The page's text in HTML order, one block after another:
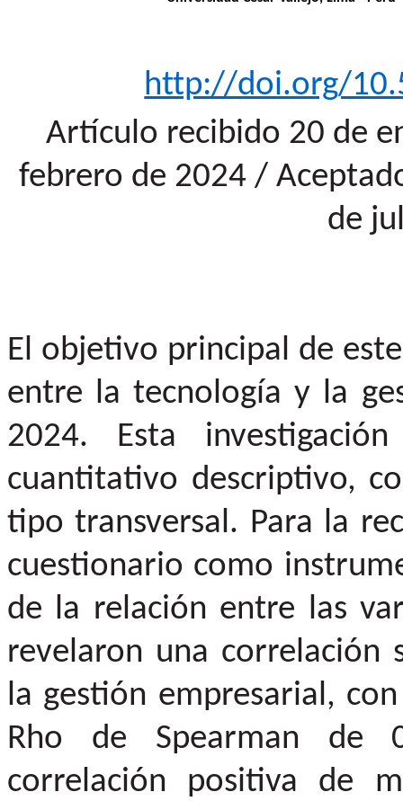
http://doi.org/
Artículo recibido 20 de
febrero de 2024 /
de
El objetivo principal de
entre la tecnología y la
2024. Esta
cuantitativo descriptivo,
tipo transversal. Para la
cuestionario como
de la relación entre las
revelaron una correlación
la gestión empresarial,
Rho de Spearman de
correlación positiva de